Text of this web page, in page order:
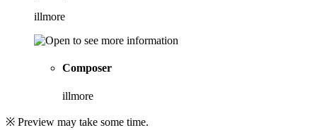
illmore
Composer
illmore
※ Preview may take some time.